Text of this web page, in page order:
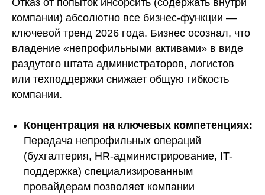
компании) абсолютно все бизнес-функции —
ключевой тренд 2026 года. Бизнес осознал, что
владение «непрофильными активами» в виде
раздутого штата администраторов, логистов
или техподдержки снижает общую гибкость
компании.
Концентрация на ключевых компетенциях:
Передача непрофильных операций
(бухгалтерия, HR-администрирование, IT-
поддержка) специализированным
провайдерам позволяет компании